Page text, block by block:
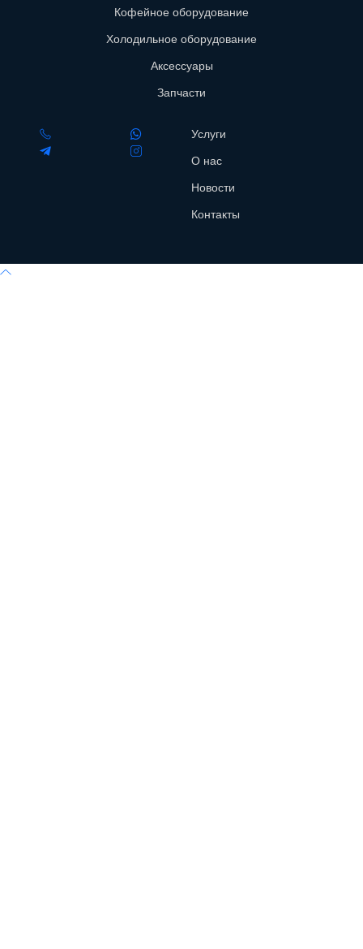
Кофейное оборудование
Холодильное оборудование
Аксессуары
Запчасти
Услуги
О нас
Новости
Контакты